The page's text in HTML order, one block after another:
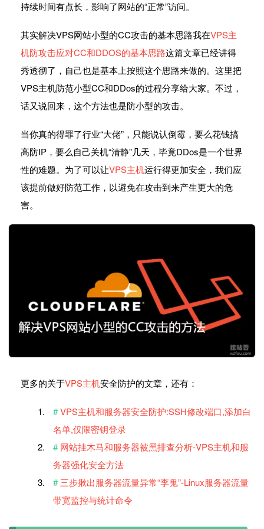
持续时间有点长，影响了网站的“正常”访问。
其实解决VPS网站小型的CC攻击的基本思路我在VPS主
机防攻击应对CC和DDOS的基本思路这篇文章已经讲得
秀透彻了，自己也是基本上按照这个思路来做的。这里把
VPS主机防范小型CC和DDos的过程分享给大家。不过，
话又说回来，这个方法也是防小型的攻击。
当你真的得罪了行业“大佬”，只能说认倒霉，要么花钱搞
高防IP，要么自己关机“清静”几天，毕竟DDos是一个世界
性的难题。为了可以让VPS主机运行得更加安全，我们应
该提前做好防范工作，以避免在攻击到来产生更大的危
害。
更多的关于VPS主机安全防护的文章，还有：
VPS主机和服务器安全防护:SSH修改端口,添加白
名单,仅限密钥登录
网站挂木马和服务器被黑排查分析-VPS主机和服
务器强化安全方法
三步揪出服务器流量异常“李鬼”-Linux服务器流量
带宽监控与统计命令